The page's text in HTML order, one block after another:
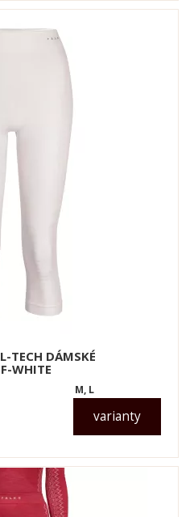
TECH DÁMSKÉ
WHITE
varianty
M, L